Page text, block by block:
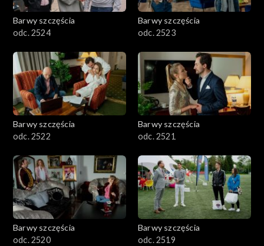
Barwy szczęścia
odc. 2524
Barwy szczęścia
odc. 2523
Barwy szczęścia
odc. 2522
Barwy szczęścia
odc. 2521
Barwy szczęścia
odc. 2520
Barwy szczęścia
odc. 2519